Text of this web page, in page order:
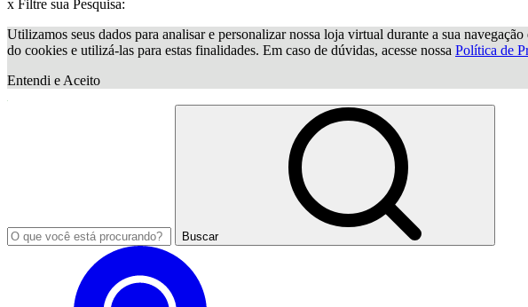
x Filtre sua Pesquisa:
Utilizamos seus dados para analisar e personalizar nossa loja virtual durante a sua
do cookies e utilizá-las para estas finalidades. Em caso de dúvidas, acesse nossa Política de
Entendi e Aceito
Buscar